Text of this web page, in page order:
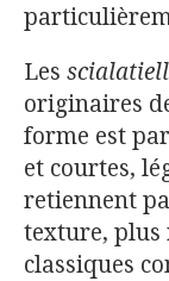
Les
originaires
forme est
et courtes,
retiennent
texture, plus
classiques